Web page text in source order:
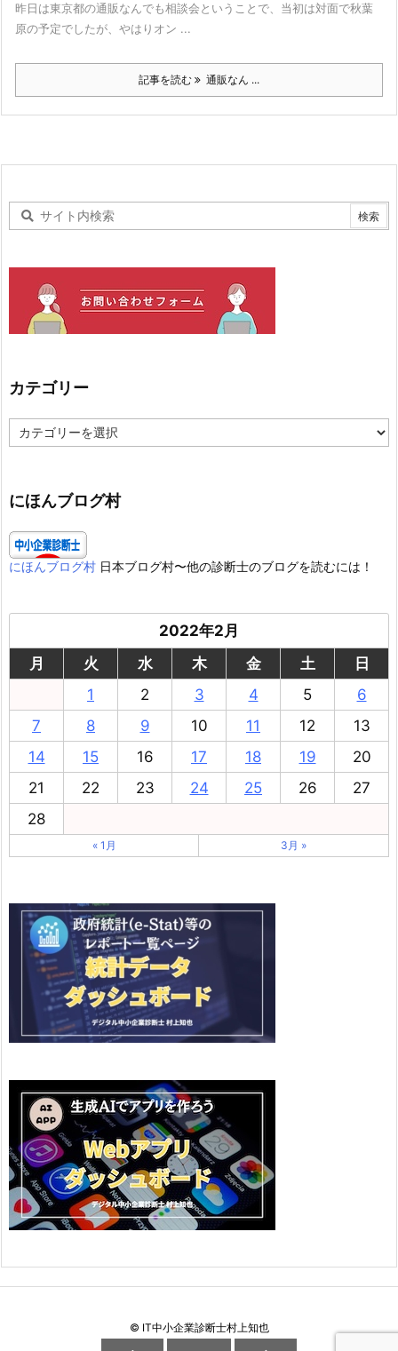
昨日は東京都の通販なんでも相談会ということで、当初は対面で秋葉
原の予定でしたが、やはりオン ...
記事を読む 通販なん ...
カテゴリー
テ
ー
にほんブログ村
にほんブログ村 日本ブログ村〜他の診断士のブログを読むには！
2022年2月
月
火 水 木 金 土
日
1
2 3 4 5
6
7
8 9 10 11 12
13
14
15 16 17 18 19
20
21
22 23 24 25 26
27
28
« 1月 3月 »
© IT中小企業診断士村上知也